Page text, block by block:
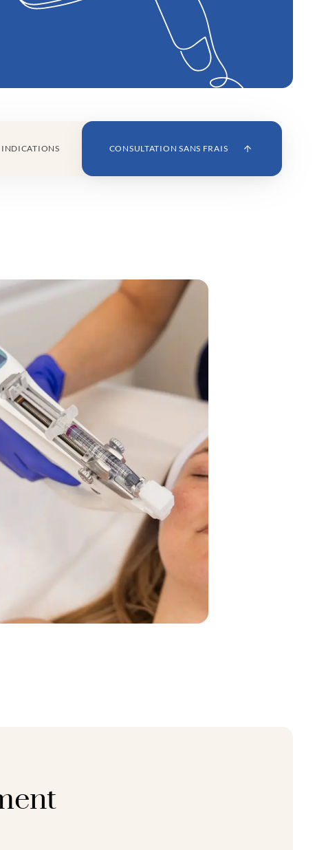
INDICATIONS CONSULTATION SANS FRAIS